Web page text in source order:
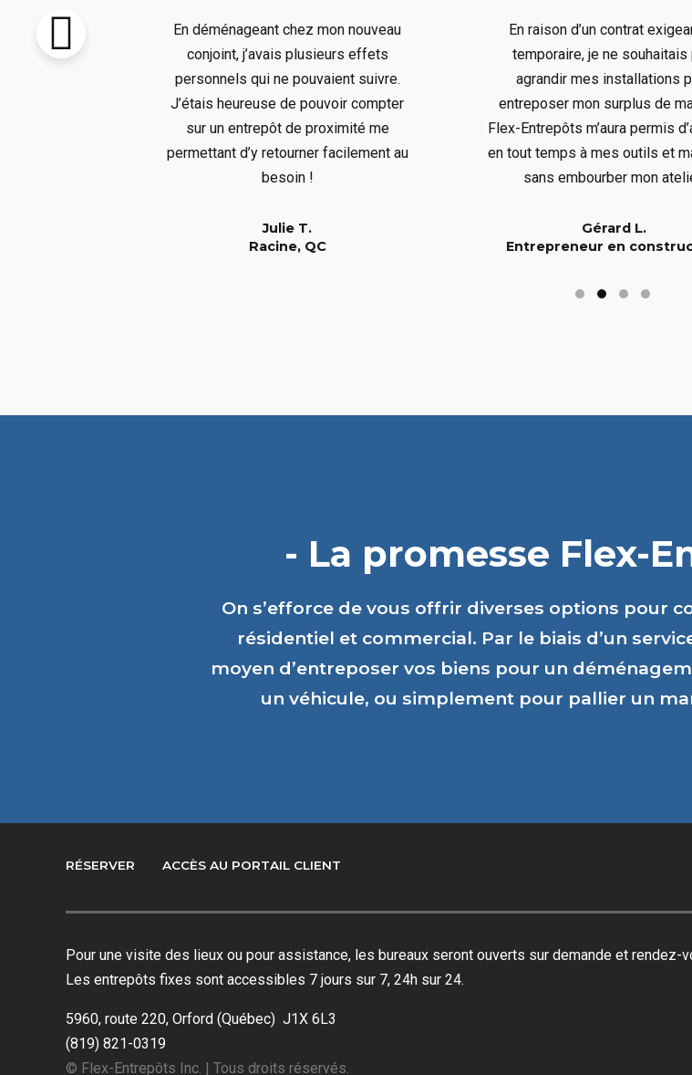
livré avant
En déménageant chez mon nouveau
conjoint, j’avais plusieurs effets
personnels qui ne pouvaient suivre.
J’étais heureuse de pouvoir compter
sur un entrepôt de proximité me
permettant d’y retourner facilement au
besoin !
Julie T.
Racine, QC
En raison d’un contrat
temporaire, je ne souhaitais
agrandir mes installations
entreposer mon surplus de
Flex-Entrepôts m’aura permis
en tout temps à mes outils et
sans embourber mon
Gérard L.
Entrepreneur en
- La promesse Flex-
On s’efforce de vous offrir diverses options pour
résidentiel et commercial. Par le biais d’un
moyen d’entreposer vos biens pour un
un véhicule, ou simplement pour pallier un
RÉSERVER ACCÈS AU PORTAIL CLIENT
Pour une visite des lieux ou pour assistance, les bureaux seront ouverts sur demande et rendez-
Les entrepôts fixes sont accessibles 7 jours sur 7, 24h sur 24.
5960, route 220, Orford (Québec) J1X 6L3
(819) 821-0319
© Flex-Entrepôts Inc. | Tous droits réservés.